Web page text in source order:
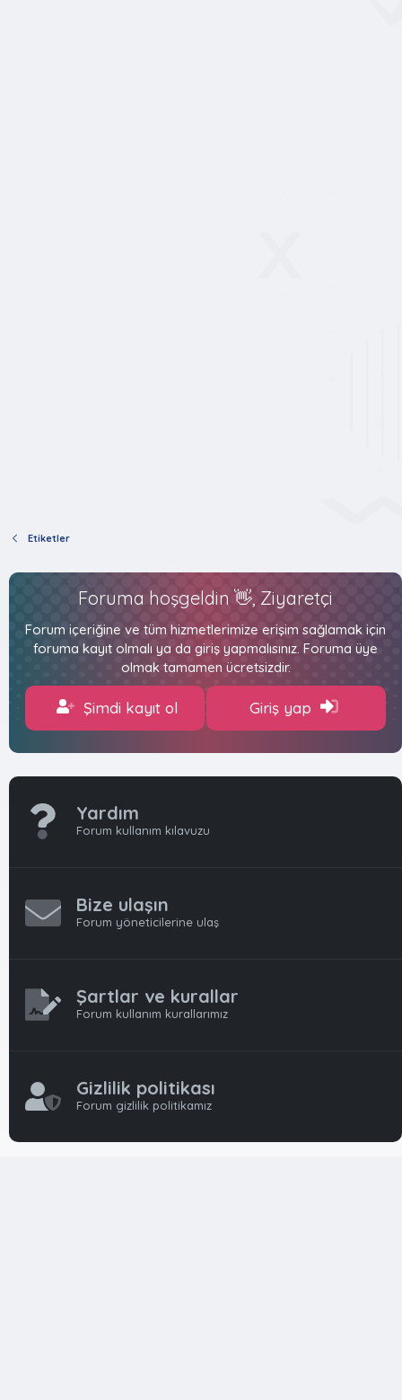
Etiketler
Foruma hoşgeldin 👋, Ziyaretçi
Forum içeriğine ve tüm hizmetlerimize erişim sağlamak için
foruma kayıt olmalı ya da giriş yapmalısınız. Foruma üye
olmak tamamen ücretsizdir.
Şimdi kayıt ol Giriş yap
Yardım
Forum kullanım kılavuzu
Bize ulaşın
Forum yöneticilerine ulaş
Şartlar ve kurallar
Forum kullanım kurallarımız
Gizlilik politikası
Forum gizlilik politikamız